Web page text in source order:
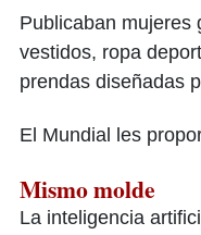
Publicaban mujeres
vestidos, ropa
prendas diseñadas
El Mundial les
Mismo molde
La inteligencia